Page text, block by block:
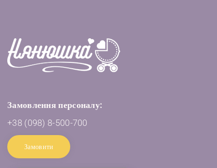
Замовлення персоналу:
+38 (098) 8-500-700
Замовити